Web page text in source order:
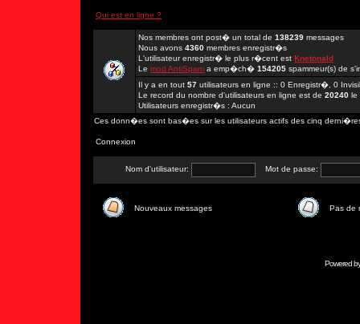
Qui est en ligne ?
Nos membres ont post� un total de 138239 messages
Nous avons 4360 membres enregistr�s
L'utilisateur enregistr� le plus r�cent est Knetonald
Le mod AntiSpam a emp�ch� 154205 spammeur(s) de
Il y a en tout 57 utilisateurs en ligne :: 0 Enregistr�, 0
Le record du nombre d'utilisateurs en ligne est de 20240 le
Utilisateurs enregistr�s : Aucun
Ces donn�es sont bas�es sur les utilisateurs actifs des cinq
Connexion
Nom d'utilisateur: Mot de passe:
Nouveaux messages Pas de
Powered